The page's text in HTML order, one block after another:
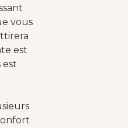
vous
est